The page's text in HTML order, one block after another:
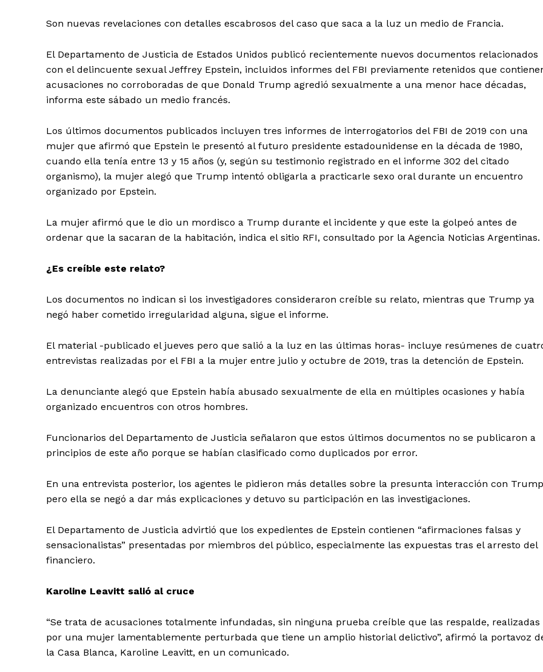
Son nuevas revelaciones con detalles escabrosos del caso que saca a la luz un medio de Francia.
El Departamento de Justicia de Estados Unidos publicó recientemente nuevos documentos relacionados
con el delincuente sexual Jeffrey Epstein, incluidos informes del FBI previamente retenidos que
acusaciones no corroboradas de que Donald Trump agredió sexualmente a una menor hace décadas,
informa este sábado un medio francés.
Los últimos documentos publicados incluyen tres informes de interrogatorios del FBI de 2019 con una
mujer que afirmó que Epstein le presentó al futuro presidente estadounidense en la década de 1980,
cuando ella tenía entre 13 y 15 años (y, según su testimonio registrado en el informe 302 del citado
organismo), la mujer alegó que Trump intentó obligarla a practicarle sexo oral durante un encuentro
organizado por Epstein.
La mujer afirmó que le dio un mordisco a Trump durante el incidente y que este la golpeó antes de
ordenar que la sacaran de la habitación, indica el sitio RFI, consultado por la Agencia Noticias Argentinas.
¿Es creíble este relato?
Los documentos no indican si los investigadores consideraron creíble su relato, mientras que Trump ya
negó haber cometido irregularidad alguna, sigue el informe.
El material -publicado el jueves pero que salió a la luz en las últimas horas- incluye resúmenes de
entrevistas realizadas por el FBI a la mujer entre julio y octubre de 2019, tras la detención de Epstein.
La denunciante alegó que Epstein había abusado sexualmente de ella en múltiples ocasiones y había
organizado encuentros con otros hombres.
Funcionarios del Departamento de Justicia señalaron que estos últimos documentos no se publicaron a
principios de este año porque se habían clasificado como duplicados por error.
En una entrevista posterior, los agentes le pidieron más detalles sobre la presunta interacción con
pero ella se negó a dar más explicaciones y detuvo su participación en las investigaciones.
El Departamento de Justicia advirtió que los expedientes de Epstein contienen “afirmaciones falsas y
sensacionalistas” presentadas por miembros del público, especialmente las expuestas tras el arresto del
financiero.
Karoline Leavitt salió al cruce
“Se trata de acusaciones totalmente infundadas, sin ninguna prueba creíble que las respalde, realizadas
por una mujer lamentablemente perturbada que tiene un amplio historial delictivo”, afirmó la portavoz
la Casa Blanca, Karoline Leavitt, en un comunicado.